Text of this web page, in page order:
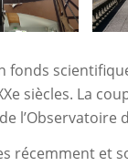
fonds
siècles. La
l’Observatoire
récemment et